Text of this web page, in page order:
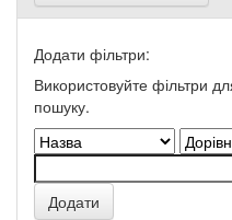
Додати фільтри:
Використовуйте фільтри
пошуку.